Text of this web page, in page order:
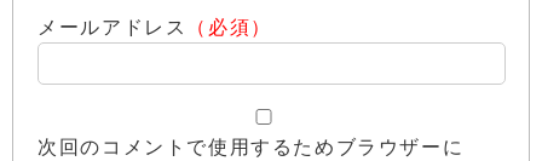
メールアドレス （必須）
次回のコメントで使用するためブラウザーに